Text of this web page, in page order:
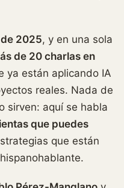
2025, y en una sola
de 20 charlas en
ya están aplicando IA
reales. Nada de
sirven: aquí se habla
que puedes
que están